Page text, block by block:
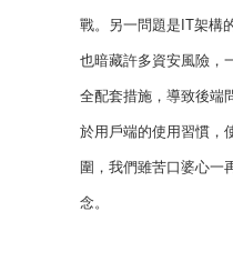
戰。另一問題是IT架構
也暗藏許多資安風險，
全配套措施，導致後端
於用戶端的使用習慣，
圍，我們雖苦口婆心一
念。